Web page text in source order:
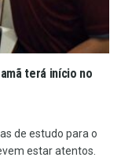
terá início no
de estudo para o
estar atentos.